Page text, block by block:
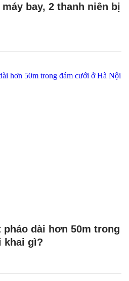
bay, 2 thanh niên bị
dài hơn 50m trong
khai gì?